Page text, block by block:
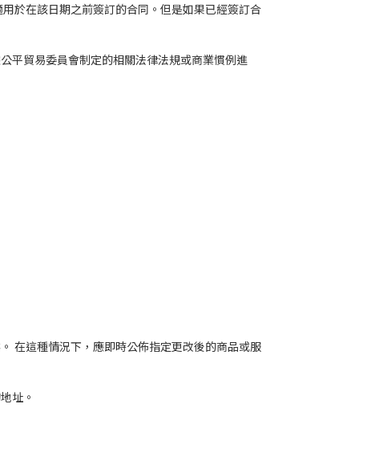
於在該日期之前簽訂的合同。但是如果已經簽訂合
平貿易委員會制定的相關法律法規或商業慣例進
在這種情況下，應即時公佈指定更改後的商品或服
址。